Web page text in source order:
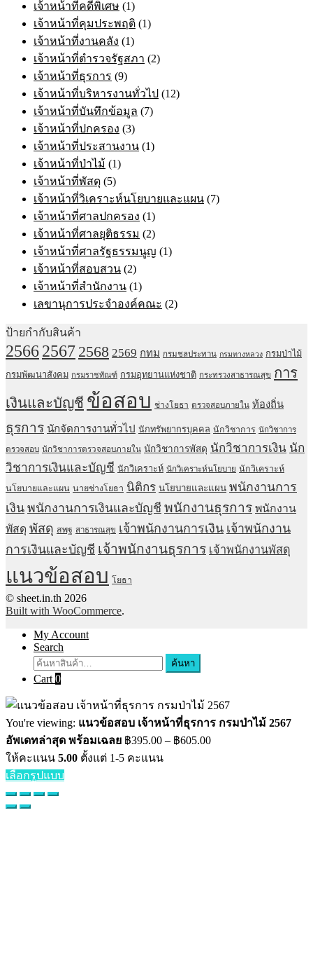
เจ้าหน้าที่คดีพิเศษ (1)
เจ้าหน้าที่คุมประพฤติ (1)
เจ้าหน้าที่งานคลัง (1)
เจ้าหน้าที่ตำรวจรัฐสภา (2)
เจ้าหน้าที่ธุรการ (9)
เจ้าหน้าที่บริหารงานทั่วไป (12)
เจ้าหน้าที่บันทึกข้อมูล (7)
เจ้าหน้าที่ปกครอง (3)
เจ้าหน้าที่ประสานงาน (1)
เจ้าหน้าที่ป่าไม้ (1)
เจ้าหน้าที่พัสดุ (5)
เจ้าหน้าที่วิเคราะห์นโยบายและแผน (7)
เจ้าหน้าที่ศาลปกครอง (1)
เจ้าหน้าที่ศาลยุติธรรม (2)
เจ้าหน้าที่ศาลรัฐธรรมนูญ (1)
เจ้าหน้าที่สอบสวน (2)
เจ้าหน้าที่สำนักงาน (1)
เลขานุการประจำองค์คณะ (2)
ป้ายกำกับสินค้า
25662567 2568 2569 กทม กรมชลประทาน กรมทางหลวง กรมป่าไม้
กรมพัฒนาสังคม กรมราชทัณฑ์ กรมอุทยานแห่งชาติ กระทรวงสาธารณสุข การ
เงินและบัญชี ข้อสอบ ช่างโยธา ตรวจสอบภายใน ท้องถิ่น
ธุรการ นักจัดการงานทั่วไป นักทรัพยากรบุคคล นักวิชาการ นักวิชาการ
ตรวจสอบ นักวิชาการตรวจสอบภายใน นักวิชาการพัสดุ นักวิชาการเงิน นัก
วิชาการเงินและบัญชี นักวิเคราะห์ นักวิเคราะห์นโยบาย นักวิเคราะห์
นโยบายและแผน นายช่างโยธา นิติกร นโยบายและแผน พนักงานการ
เงิน พนักงานการเงินและบัญชี พนักงานธุรการ พนักงาน
พัสดุ พัสดุ สพฐ สาธารณสุข เจ้าพนักงานการเงิน เจ้าพนักงาน
การเงินและบัญชี เจ้าพนักงานธุรการ เจ้าพนักงานพัสดุ
แนวข้อสอบ โยธา
© sheet.in.th 2026
Built with WooCommerce.
My Account
Search
ค้นหา:
ค้นหา
Cart 0
You're viewing: แนวข้อสอบ เจ้าหน้าที่ธุรการ กรมป่าไม้ 2567
อัพเดทล่าสุด พร้อมเฉลย ฿395.00 – ฿605.00Price
ให้คะแนน 5.00 ตั้งแต่ 1-5 คะแนน
เลือกรูปแบบ